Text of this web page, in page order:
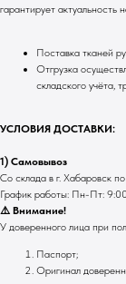
гарантирует актуальность
Поставка тканей
Отгрузка
складского учёта,
УСЛОВИЯ ДОСТАВКИ:
1) Самовывоз
Со склада в г. Хабаровск
График работы: Пн-Пт:
⚠️ Внимание!
У доверенного лица при
Паспорт;
Оригинал